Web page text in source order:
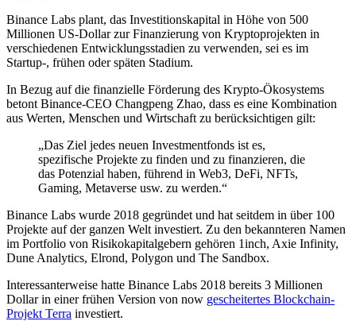
Binance Labs plant, das Investitionskapital in Höhe von 500
Millionen US-Dollar zur Finanzierung von Kryptoprojekten in
verschiedenen Entwicklungsstadien zu verwenden, sei es im
Startup-, frühen oder späten Stadium.
In Bezug auf die finanzielle Förderung des Krypto-Ökosystems
betont Binance-CEO Changpeng Zhao, dass es eine Kombination
aus Werten, Menschen und Wirtschaft zu berücksichtigen gilt:
„Das Ziel jedes neuen Investmentfonds ist es,
spezifische Projekte zu finden und zu finanzieren, die
das Potenzial haben, führend in Web3, DeFi, NFTs,
Gaming, Metaverse usw. zu werden.“
Binance Labs wurde 2018 gegründet und hat seitdem in über 100
Projekte auf der ganzen Welt investiert. Zu den bekannteren Namen
im Portfolio von Risikokapitalgebern gehören 1inch, Axie Infinity,
Dune Analytics, Elrond, Polygon und The Sandbox.
Interessanterweise hatte Binance Labs 2018 bereits 3 Millionen
Dollar in einer frühen Version von now gescheitertes Blockchain-
Projekt Terra investiert.